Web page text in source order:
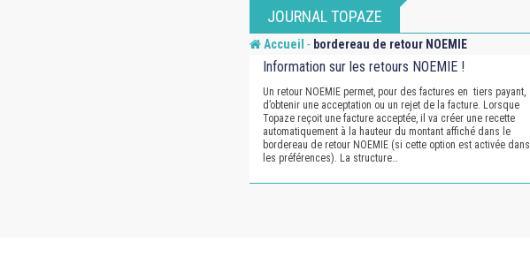
JOURNAL TOPAZE
Accueil - bordereau de retour NOEMIE
Information sur les retours NOEMIE !
Un retour NOEMIE permet, pour des factures en tiers payant,
d’obtenir une acceptation ou un rejet de la facture. Lorsque
Topaze reçoit une facture acceptée, il va créer une recette
automatiquement à la hauteur du montant affiché dans le
bordereau de retour NOEMIE (si cette option est activée dans
les préférences). La structure…